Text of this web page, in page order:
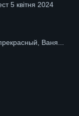
5 квітня 2024
Ваня...